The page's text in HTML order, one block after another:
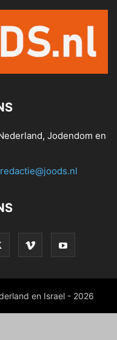
Jodendom en
redactie@joods.nl
en Israel - 2026